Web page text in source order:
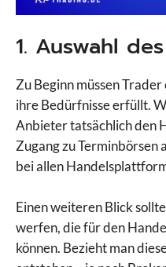
1. Auswahl
Zu Beginn müssen
ihre Bedürfnisse erfüllt.
Anbieter tatsächlich den
Zugang zu Terminbörsen
bei allen
Einen weiteren Blick
werfen, die für den
können. Bezieht man